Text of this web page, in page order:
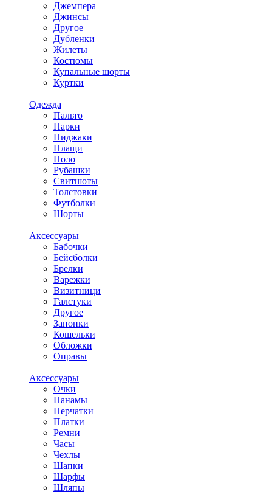
Джемпера
Джинсы
Другое
Дубленки
Жилеты
Костюмы
Купальные шорты
Куртки
Одежда
Пальто
Парки
Пиджаки
Плащи
Поло
Рубашки
Свитшоты
Толстовки
Футболки
Шорты
Аксессуары
Бабочки
Бейсболки
Брелки
Варежки
Визитници
Галстуки
Другое
Запонки
Кошельки
Обложки
Оправы
Аксессуары
Очки
Панамы
Перчатки
Платки
Ремни
Часы
Чехлы
Шапки
Шарфы
Шляпы